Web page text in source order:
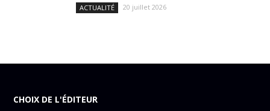
ACTUALITÉ 20 juillet 2026
CHOIX DE L'ÉDITEUR